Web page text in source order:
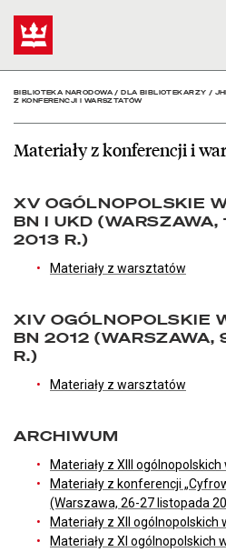
Materiały z
BIBLIOTEKA NARODOWA/DLA BIBLIOTEKARZY /
Z KONFERENCJI I WARSZTATÓW
Materiały z konferencji i
XV OGÓLNOPOLSKIE
BN I UKD (WARSZAWA,
2013 R.)
Materiały z warsztatów
XIV OGÓLNOPOLSKIE
BN 2012 (WARSZAWA,
R.)
Materiały z warsztatów
ARCHIWUM
Materiały z XIII
Materiały z konferencji
(Warszawa, 26-27 listopada
Materiały z XII ogólnopolskich
Materiały z XI ogólnopolskich